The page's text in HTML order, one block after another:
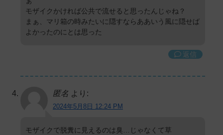
モザイクかければ公共で流せると思ったんじゃね？
まぁ、マリ箱の時みたいに隠すならああいう風に隠せば
よかったのにとは思った
返信
匿名 より:
2024年5月8日 12:24 PM
モザイクで脱糞に見えるのは臭…じゃなくて草